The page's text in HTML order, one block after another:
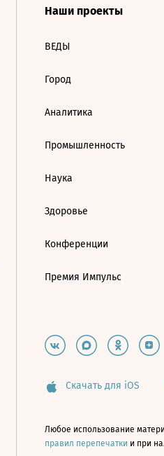
Наши проекты
ВЕДЫ
Город
Аналитика
Промышленность
Наука
Здоровье
Конференции
Премия Импульс
Скачать для iOS
Любое использование
правил перепечатки и при